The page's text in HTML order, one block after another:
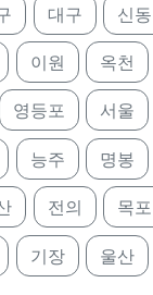
대구 신동
이원 옥천
영등포 서울
능주 명봉
전의 목포
기장 울산